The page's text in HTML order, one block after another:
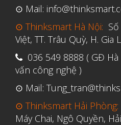
⊙ Mail:
⊙ Thinksmart Hà Nội:
Việt, TT. Trâu Quỳ, H. Gia
036 549 8888 ( GĐ
vấn công nghệ )
⊙ Mail:
⊙ Thinksmart Hải Phòng:
Máy Chai, Ngô Quyền,